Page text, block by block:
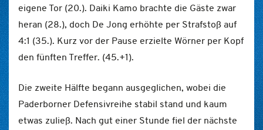
eigene Tor (20.). Daiki Kamo brachte die Gäste zwar
heran (28.), doch De Jong erhöhte per Strafstoß auf
4:1 (35.). Kurz vor der Pause erzielte Wörner per Kopf
den fünften Treffer. (45.+1).
Die zweite Hälfte begann ausgeglichen, wobei die
Paderborner Defensivreihe stabil stand und kaum
etwas zuließ. Nach gut einer Stunde fiel der nächste